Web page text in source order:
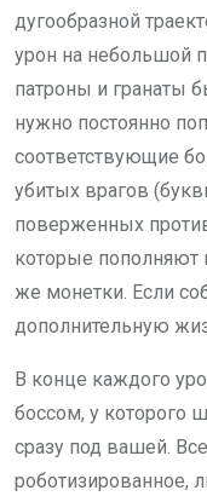
дугообразной
урон на небольшой
патроны и гранаты
нужно постоянно
соответствующие
убитых врагов
поверженных
которые
же монетки. Если
дополнительную
В конце каждого
боссом, у которого
сразу под вашей.
роботизированное,